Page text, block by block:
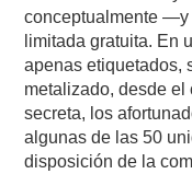
conceptualmente
limitada gratuita. En
apenas etiquetados,
metalizado, desde
secreta, los
algunas de las 50
disposición de la